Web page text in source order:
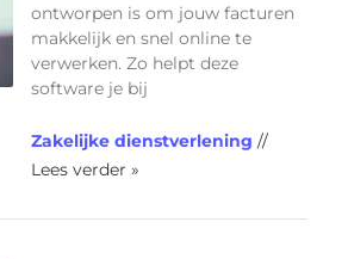
ontworpen is om jouw facturen
makkelijk en snel online te
verwerken. Zo helpt deze
software je bij
Zakelijke dienstverlening //
Lees verder »